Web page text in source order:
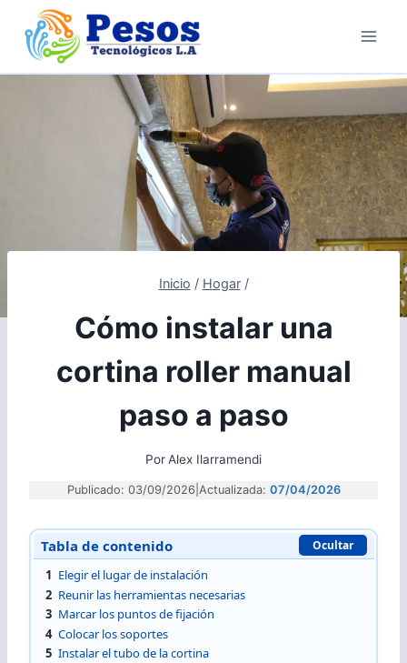
Saltar
contenido
Inicio / Hogar /
Cómo instalar una
cortina roller manual
paso a paso
PorAlex Ilarramendi
Publicado: 03/09/2026 Actualizada: 07/04/2026
Tabla de contenido Ocultar
1 Elegir el lugar de instalación
2 Reunir las herramientas necesarias
3 Marcar los puntos de fijación
4 Colocar los soportes
5 Instalar el tubo de la cortina